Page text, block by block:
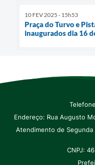
10 FEV 2025 - 15h53
Praça do Turvo e
inaugurados dia 16
Endereço: Rua Augusto
Atendimento de Segunda
CNPJ: